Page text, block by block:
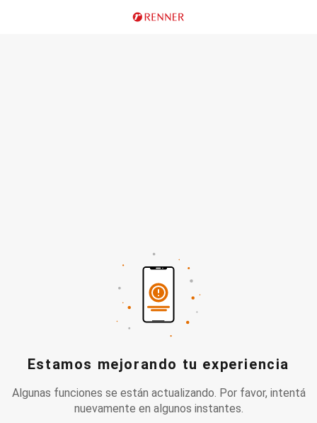
Estamos mejorando tu experiencia
Algunas funciones se están actualizando. Por favor, intentá
nuevamente en algunos instantes.